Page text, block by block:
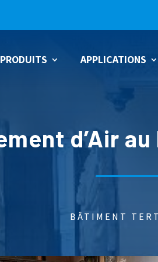
PRODUITS
BTC-C
BTCI-CF
BTCI-F
APPLICATIONS
d’Air
BÂTIMENT